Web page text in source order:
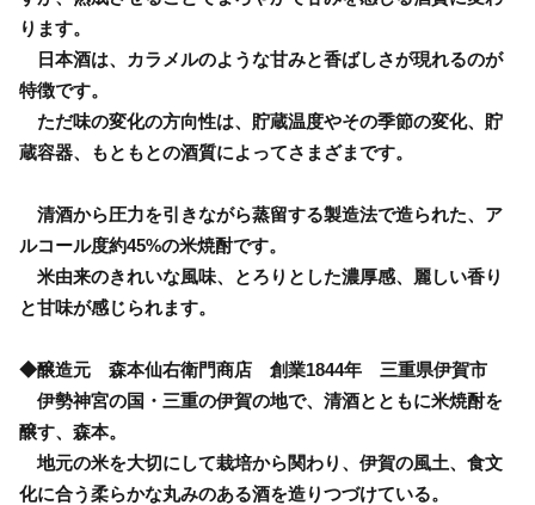
ります。
日本酒は、カラメルのような甘みと香ばしさが現れるのが
特徴です。
ただ味の変化の方向性は、貯蔵温度やその季節の変化、貯
蔵容器、もともとの酒質によってさまざまです。
清酒から圧力を引きながら蒸留する製造法で造られた、ア
ルコール度約45%の米焼酎です。
米由来のきれいな風味、とろりとした濃厚感、麗しい香り
と甘味が感じられます。
◆醸造元 森本仙右衛門商店 創業1844年 三重県伊賀市
伊勢神宮の国・三重の伊賀の地で、清酒とともに米焼酎を
醸す、森本。
地元の米を大切にして栽培から関わり、伊賀の風土、食文
化に合う柔らかな丸みのある酒を造りつづけている。